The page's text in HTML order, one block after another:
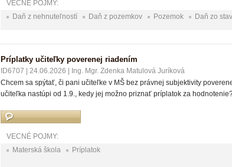
VECNÉ POJMY:
Daň z nehnuteľností
Daň z pozemkov Pozemok Daň zo
Príplatky učiteľky poverenej riadením
ID6707 24.06.2026
Ing. Mgr. Zdenka Matulová Juríková
Chcem sa spýtať, či pani učiteľke v MŠ bez právnej subjektivity
učiteľka nastúpi od 1.9., kedy jej možno priznať príplatok za
VECNÉ POJMY:
Materská škola
Príplatok